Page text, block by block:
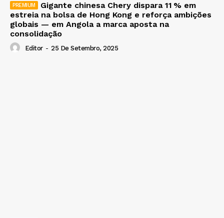
Gigante chinesa Chery dispara 11 % em
estreia na bolsa de Hong Kong e reforça ambições
globais — em Angola a marca aposta na
consolidação
Editor - 25 De Setembro, 2025